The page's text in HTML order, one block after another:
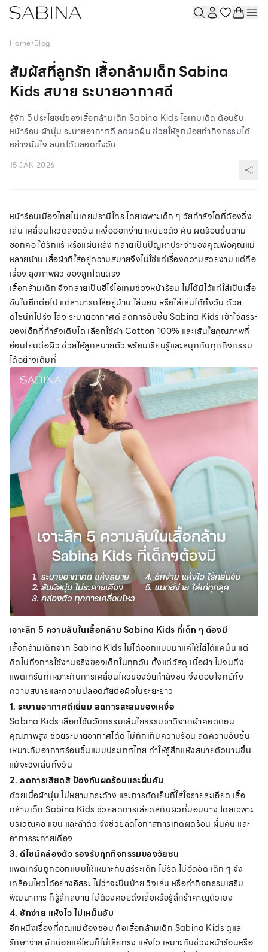
Home/Blog
สัมผัสที่ลูกรัก เสื้อกล้ามเด็ก Sabina
Kids สบาย ระบายอากาศดี
รู้จัก 5 ประโยชน์ของเสื้อกล้ามเด็ก Sabina Kids ไอเทมเด็ด ต้อนรับ
หน้าร้อน ผ้านุ่ม ระบายอากาศดี ลดผดผื่น ช่วยให้ลูกน้อยทำกิจกรรมได้
อย่างมั่นใจ สนุกได้ตลอดทั้งวัน
15 JAN 2026
หน้าร้อนเมืองไทยไม่เคยปรานีใคร โดยเฉพาะเด็ก ๆ วัยกำลังโตที่ต้องวิ่ง
เล่น เคลื่อนไหวตลอดวัน เหงื่อออกง่าย เหนียวตัว คัน ผดร้อนขึ้นตาม
ซอกคอ ใต้รักแร้ หรือแผ่นหลัง กลายเป็นปัญหาประจำของคุณพ่อคุณแม่
หลายบ้าน เสื้อผ้าที่ใส่อยู่ความสบายจึงไม่ใช่แค่เรื่องความสวยงาม แต่คือ
เรื่อง สุขภาพผิว ของลูกโดยตรง
เสื้อกล้ามเด็ก จึงกลายเป็นฮีโร่ไอเทมช่วงหน้าร้อน ไม่ได้มีไว้แค่ใส่เป็นเสื้อ
ซับในอีกต่อไป แต่สามารถใส่อยู่บ้าน ใส่นอน หรือใส่เล่นได้ทั้งวัน ด้วย
ดีไซน์ที่โปร่ง โล่ง ระบายอากาศดี ลดการอับชื้น Sabina Kids เข้าใจสรีระ
ของเด็กที่กำลังเติบโต เลือกใช้ผ้า Cotton 100% และเส้นใยคุณภาพที่
อ่อนโยนต่อผิว ช่วยให้ลูกสบายตัว พร้อมเรียนรู้และสนุกกับทุกกิจกรรม
ได้อย่างเต็มที่
เจาะลึก 5 ความลับในเสื้อกล้าม Sabina Kids ที่เด็ก ๆ ต้องมี
เสื้อกล้ามเด็กจาก Sabina Kids ไม่ได้ออกแบบมาแค่ให้ใส่ได้แค่นั้น แต่
คิดไปถึงการใช้งานจริงของเด็กในทุกวัน ตั้งแต่วัสดุ เนื้อผ้า ไปจนถึง
แพตเทิร์นที่เหมาะกับการเคลื่อนไหวของวัยกำลังซน จึงตอบโจทย์ทั้ง
ความสบายและความปลอดภัยต่อผิวในระยะยาว
1. ระบายอากาศดีเยี่ยม ลดการสะสมของเหงื่อ
Sabina Kids เลือกใช้นวัตกรรมเส้นใยธรรมชาติจากผ้าคอตตอน
คุณภาพสูง ช่วยระบายอากาศได้ดี ไม่กักเก็บความร้อน ลดความอับชื้น
เหมาะกับอากาศร้อนชื้นแบบประเทศไทย ทำให้รู้สึกแห้งสบายตัวนานขึ้น
แม้จะวิ่งเล่นทั้งวัน
2. ลดการเสียดสี ป้องกันผดร้อนและผื่นคัน
ด้วยเนื้อผ้านุ่ม ไม่หยาบกระด้าง และการตัดเย็บที่ใส่ใจรายละเอียด เสื้อ
กล้ามเด็ก Sabina Kids ช่วยลดการเสียดสีกับผิวที่บอบบาง โดยเฉพาะ
บริเวณคอ แขน และลำตัว จึงช่วยลดโอกาสการเกิดผดร้อน ผื่นคัน และ
อาการระคายเคือง
3. ดีไซน์คล่องตัว รองรับทุกกิจกรรมของวัยซน
แพตเทิร์นถูกออกแบบให้เหมาะกับสรีระเด็ก ไม่รัด ไม่อึดอัด เด็ก ๆ จึง
เคลื่อนไหวได้อย่างอิสระ ไม่ว่าจะปีนป่าย วิ่งเล่น หรือทำกิจกรรมเสริม
พัฒนาการ ก็รู้สึกสบาย ไม่ต้องคอยดึงเสื้อหรือรู้สึกรำคาญตัวเอง
4. ซักง่าย แห้งไว ไม่เหม็นอับ
อีกหนึ่งเรื่องที่คุณแม่ต้องชอบ คือเสื้อกล้ามเด็ก Sabina Kids ดูแล
รักษาง่าย ซักบ่อยแค่ไหนก็ไม่เสียทรง แห้งไว เหมาะกับช่วงหน้าร้อนหรือ